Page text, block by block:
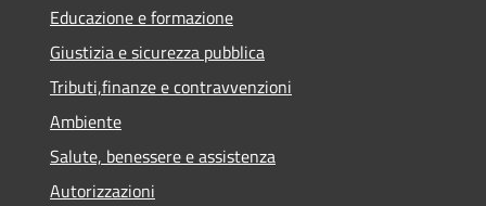
Educazione e formazione
Giustizia e sicurezza pubblica
Tributi,finanze e contravvenzioni
Ambiente
Salute, benessere e assistenza
Autorizzazioni